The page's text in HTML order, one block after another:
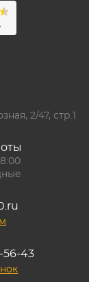
2/47, стр.1
56-43